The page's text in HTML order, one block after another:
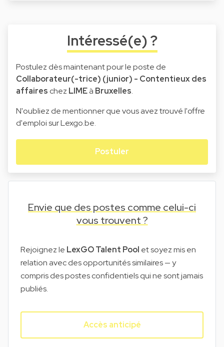
Intéressé(e) ?
Postulez dès maintenant pour le poste de
Collaborateur(-trice) (junior) - Contentieux des
affaires chez LIMEà Bruxelles.
N'oubliez de mentionner que vous avez trouvé l'offre
d'emploi sur Lexgo.be.
Postuler
Envie que des postes comme celui-ci
vous trouvent ?
Rejoignez le LexGO Talent Pool et soyez mis en
relation avec des opportunités similaires — y
compris des postes confidentiels qui ne sont jamais
publiés.
Accès anticipé